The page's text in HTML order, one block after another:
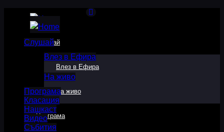
Слушай
Влез в Ефира
На живо
Програма
Класация
Нашкаст
Видео
Събития
Слушай
Влез в Ефира
На живо
Програма